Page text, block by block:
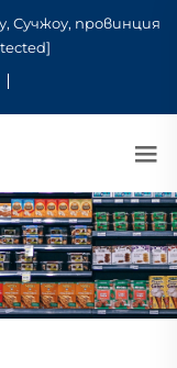
Сучжоу, провинция